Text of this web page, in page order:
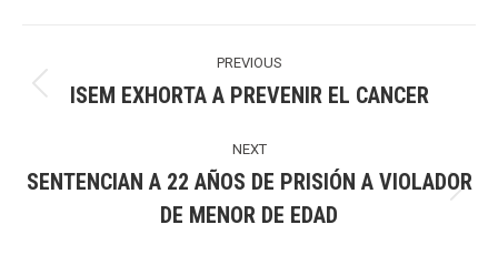
navigation
PREVIOUS
Previous
ISEM EXHORTA A PREVENIR EL CANCER
NEXT
post:
SENTENCIAN A 22 AÑOS DE PRISIÓN A VIOLADOR
DE MENOR DE EDAD